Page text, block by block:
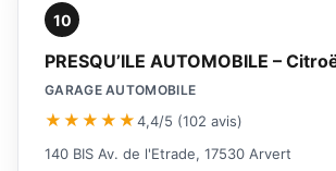
10
PRESQU’ILE AUTOMOBILE –
GARAGE AUTOMOBILE
★★★★★4,4/5 (102 avis)
140 BIS Av. de l'Etrade, 17530 Arvert